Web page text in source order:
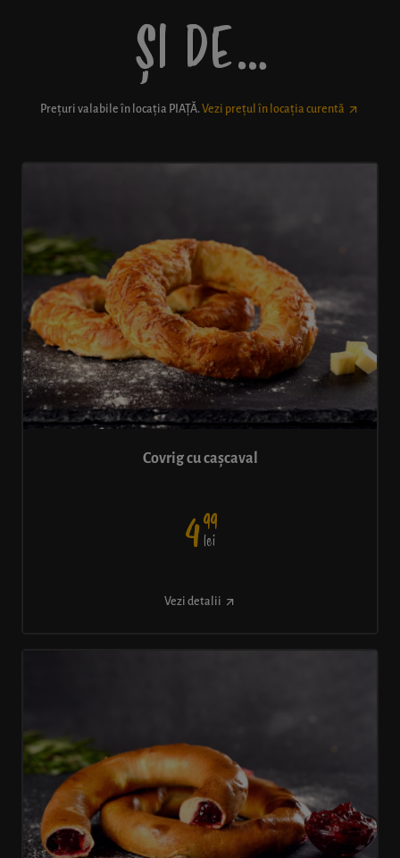
ȘI DE…
Prețuri valabile în locația PIAȚĂ. Vezi prețul în locația curentă
Covrig cu cașcaval
499
lei
Vezi detalii